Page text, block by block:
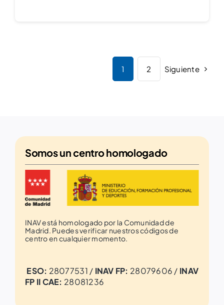
1 2 Siguiente
Somos uncentro homologado
INAV está homologado por la Comunidad de
Madrid. Puedes verificar nuestros códigos de
centro en cualquier momento.
ESO: 28077531 / INAV FP: 28079606 / INAV
FP II CAE: 28081236